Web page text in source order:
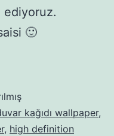
ediyoruz.
🙂
kağıdı wallpaper,
, high definition